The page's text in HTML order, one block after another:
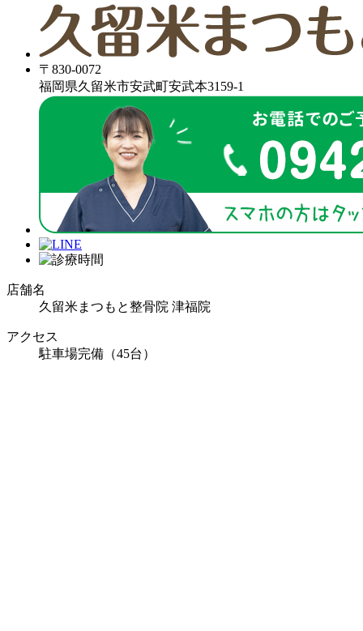
〒830-0072
福岡県久留米市安武町安武本3159-1
店舗名
久留米まつもと整骨院 津福院
アクセス
駐車場完備（45台）